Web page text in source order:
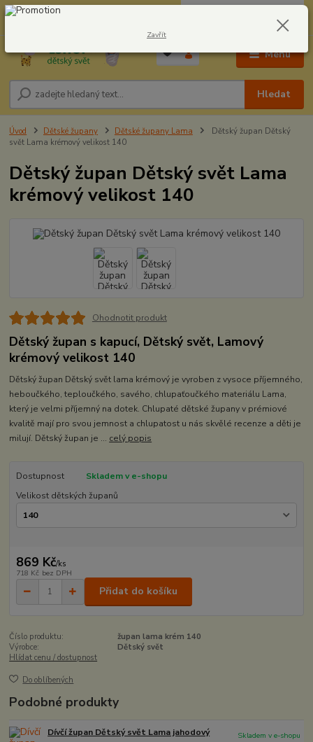
Menu
Hledat
604278943 0,00 Kč
Úvod Dětské župany Dětské župany Lama
Dětský župan Dětský
svět Lama krémový velikost 140
Dětský župan Dětský svět Lama
krémový velikost 140
Ohodnotit produkt
Dětský župan s kapucí, Dětský svět, Lamový
krémový velikost 140
Dětský župan Dětský svět lama krémový je vyroben z vysoce příjemného,
heboučkého, teploučkého, savého, chlupaťoučkého materiálu Lama,
který je velmi příjemný na dotek. Chlupaté dětské župany v prémiové
kvalitě mají pro svou jemnost a chlupatost u nás skvělé recenze a děti je
milují. Dětský župan je ... celý popis
Dostupnost
Skladem v e-shopu
Velikost dětských županů
869 Kč/ks
718 Kč bez DPH
Přidat do košíku
Číslo produktu:
župan lama krém 140
Výrobce:
Dětský svět
Hlídat cenu / dostupnost
Do oblíbených
Podobné produkty
Dívčí župan Dětský svět Lama jahodový
Skladem v e-shopu
Zavřít